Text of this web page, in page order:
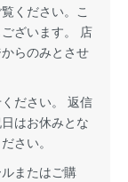
ください。こ
ざいます。 店
らのみとさせ
ださい。 返信
はお休みとな
さい。
またはご購